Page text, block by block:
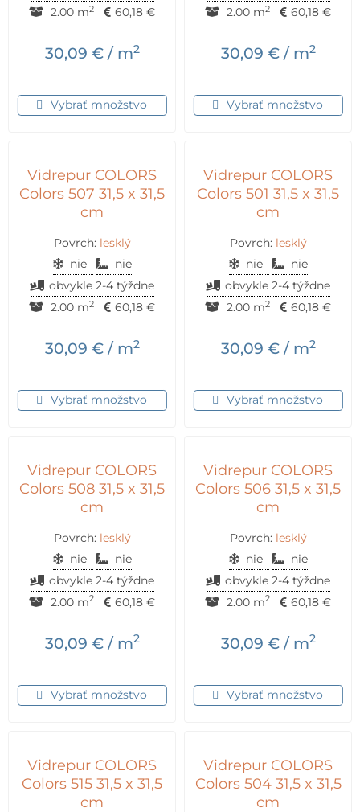
2.00 m2 60,18 €
30,09 €/ m2
Vybrať množstvo
2.00 m2 60,18 €
30,09 €/ m2
Vybrať množstvo
Vidrepur COLORS
Colors 507 31,5 x 31,5
cm
Povrch: lesklý
nie
nie
obvykle 2-4 týždne
2.00 m2 60,18 €
30,09 €/ m2
Vybrať množstvo
Vidrepur COLORS
Colors 501 31,5 x 31,5
cm
Povrch: lesklý
nie
nie
obvykle 2-4 týždne
2.00 m2 60,18 €
30,09 €/ m2
Vybrať množstvo
Vidrepur COLORS
Colors 508 31,5 x 31,5
cm
Povrch: lesklý
nie
nie
obvykle 2-4 týždne
2.00 m2 60,18 €
30,09 €/ m2
Vybrať množstvo
Vidrepur COLORS
Colors 506 31,5 x 31,5
cm
Povrch: lesklý
nie
nie
obvykle 2-4 týždne
2.00 m2 60,18 €
30,09 €/ m2
Vybrať množstvo
Vidrepur COLORS
Colors 515 31,5 x 31,5
cm
Vidrepur COLORS
Colors 504 31,5 x 31,5
cm